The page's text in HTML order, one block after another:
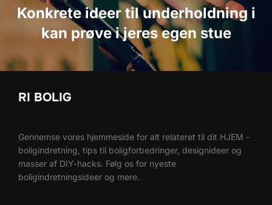
Konkrete ideer til underholdning i
kan prøve i jeres egen stue
RI BOLIG
Gennemse vores hjemmeside for alt relateret til dit HJEM -
boligindretning, tips til boligforbedringer, designideer og
masser af DIY-hacks. Følg os for nyeste
boligindretningsideer og mere.